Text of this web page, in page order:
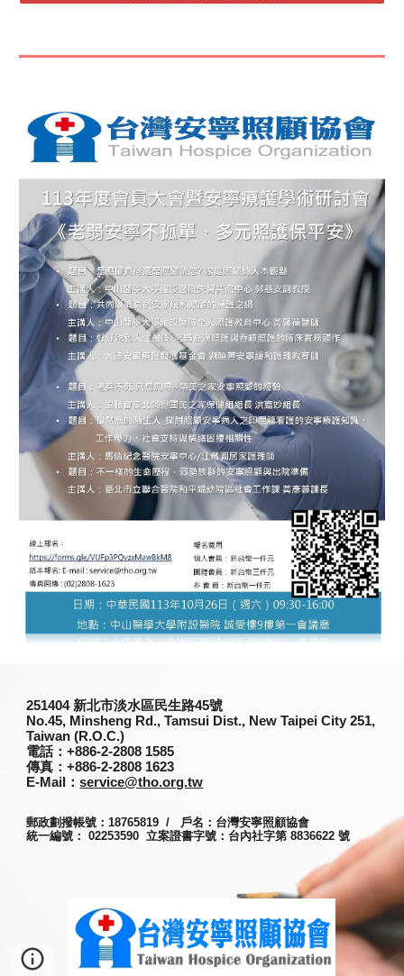
251404新北市淡水區民生路45號
No.45, Minsheng Rd., Tamsui Dist., New Taipei City 251,
Taiwan (R.O.C.)
電話：+886-2-2808 1585
傳真 ：+886-2-2808 1623
E-Mail：service@tho.org.tw
郵政劃撥帳號：18765819 / 戶名：台灣安寧照顧協會
統一編號： 02253590 立案證書字號：台內社字第 8836622 號